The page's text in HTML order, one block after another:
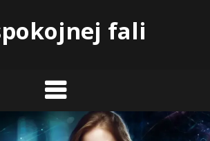
fali